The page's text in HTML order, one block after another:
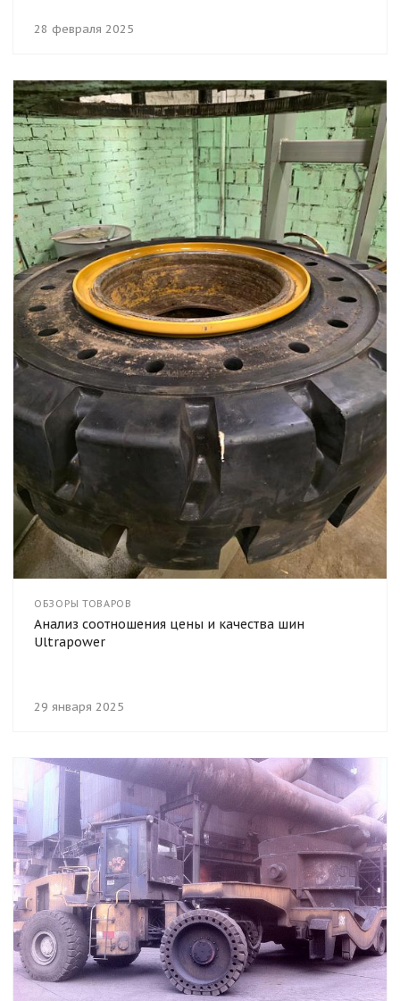
28 февраля 2025
29 января 2025
ОБЗОРЫ ТОВАРОВ
Анализ соотношения цены и качества шин
Ultrapower